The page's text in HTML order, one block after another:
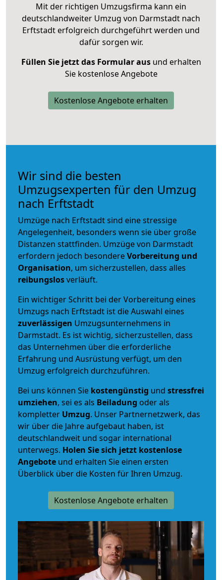
Mit der richtigen Umzugsfirma kann ein
deutschlandweiter Umzug von Darmstadt nach
Erftstadt erfolgreich durchgeführt werden und
dafür sorgen wir.
Füllen Sie jetzt das Formular ausund erhalten
Sie kostenlose Angebote
Kostenlose Angebote erhalten
Wir sind die besten
Umzugsexperten für den Umzug
nach Erftstadt
Umzüge nach Erftstadt sind eine stressige
Angelegenheit, besonders wenn sie über große
Distanzen stattfinden. Umzüge von Darmstadt
erfordern jedoch besondereVorbereitung und
Organisation, um sicherzustellen, dass alles
reibungslosverläuft.
Ein wichtiger Schritt bei der Vorbereitung eines
Umzugs nach Erftstadt ist die Auswahl eines
zuverlässigen Umzugsunternehmens in
Darmstadt. Es ist wichtig, sicherzustellen, dass
das Unternehmen über die erforderliche
Erfahrung und Ausrüstung verfügt, um den
Umzug erfolgreich durchzuführen.
Bei uns können Sie kostengünstig und stressfrei
umziehen, sei es als Beiladung oder als
kompletter Umzug. Unser Partnernetzwerk, das
wir über die Jahre aufgebaut haben, ist
deutschlandweit und sogar international
unterwegs. Holen Sie sich jetzt kostenlose
Angebote und erhalten Sie einen ersten
Überblick über die Kosten für Ihren Umzug.
Kostenlose Angebote erhalten